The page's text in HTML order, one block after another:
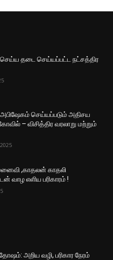
தடை செய்யப்பட்ட நட்சத்திர
செய்யப்படும் அதிசய
– விசித்திர வரலாறு மற்றும்
,காதலன் காதலி
வாழ எளிய பரிகாரம் !
தோஷம்: அறிய வழி, பரிகார நேரம்